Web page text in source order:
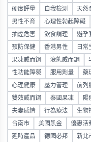
硬度評量 自我檢測 天然
男性不育 心理性勃起障礙
抽煙危害 飲食調理 避孕
預防保健 香港男性 日常
果凍威而鋼 液態威而鋼
性功能障礙 服用劑量 藥
心理健康 壓力管理 前列
雙效威而鋼 泰國果凍 陽
夫妻感情 行為療法 生物
台南市 美國黑金 優惠活
延時產品 德國必邦 新北